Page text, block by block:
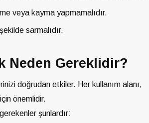
veya kayma yapmamalıdır.
sarmalıdır.
Neden Gereklidir?
doğrudan etkiler. Her kullanım alanı,
önemlidir.
şunlardır: